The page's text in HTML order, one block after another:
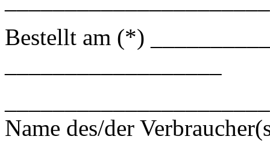
Bestellt am (*)
Name des/der